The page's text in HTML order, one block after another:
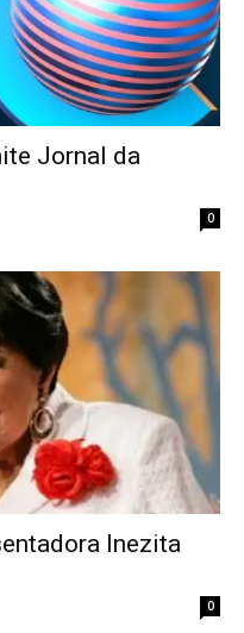
Jornal da
0
Inezita
0